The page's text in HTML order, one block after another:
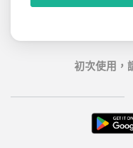
初次使用，